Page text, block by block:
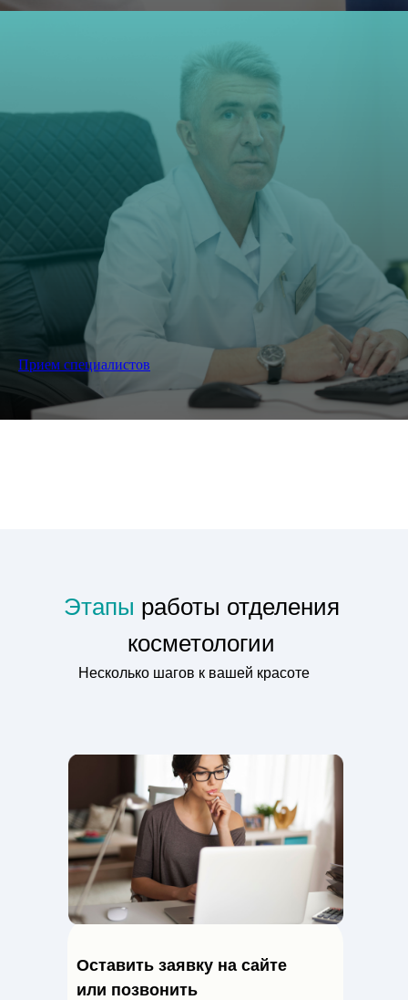
Прием специалистов
Оставить заявку на сайте
или позвонить
Этапы работы отделения
косметологии
Несколько шагов к вашей красоте